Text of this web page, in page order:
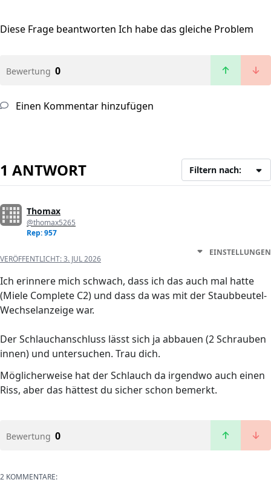
Diese Frage beantworten Ich habe das gleiche Problem
Bewertung 0
Einen Kommentar hinzufügen
1 ANTWORT Filtern nach:
Thomax
@thomax5265
Rep: 957
VERÖFFENTLICHT:3. JUL 2026
EINSTELLUNGEN
Ich erinnere mich schwach, dass ich das auch mal hatte
(Miele Complete C2) und dass da was mit der Staubbeutel-
Wechselanzeige war.
Der Schlauchanschluss lässt sich ja abbauen (2 Schrauben
innen) und untersuchen. Trau dich.
Möglicherweise hat der Schlauch da irgendwo auch einen
Riss, aber das hättest du sicher schon bemerkt.
Bewertung 0
2 KOMMENTARE: